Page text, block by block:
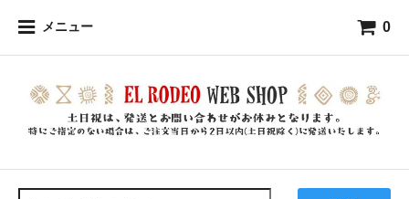
メニュー 0